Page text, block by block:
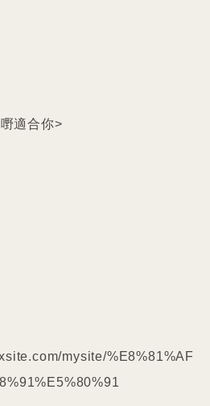
適合你>
mysite/%E8%81%AF